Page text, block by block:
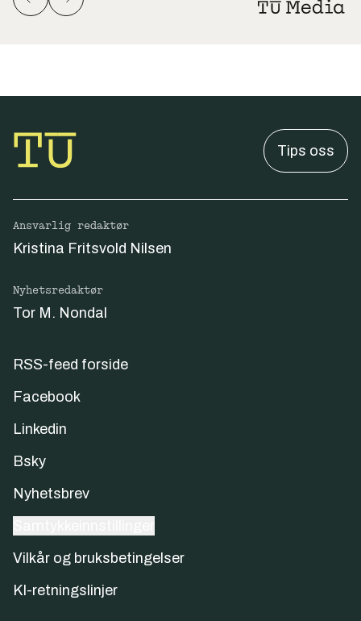
Tips oss
Ansvarlig redaktør
Kristina Fritsvold Nilsen
Nyhetsredaktør
Tor M. Nondal
RSS-feed forside
Facebook
Linkedin
Bsky
Nyhetsbrev
Vilkår og bruksbetingelser
KI-retningslinjer